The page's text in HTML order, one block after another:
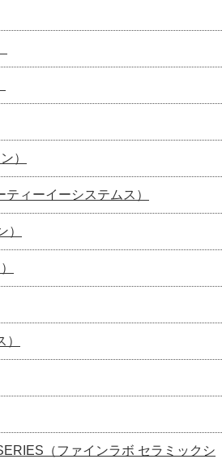
）
ィーイーシステムス）
）
（ファインラボ セラミックシ